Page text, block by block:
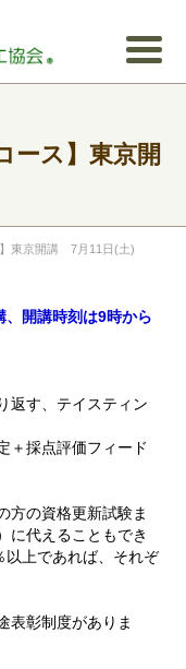
ース】東京開
】東京開講 7月11日(土)
、開講時刻は9時から
返す、テイスティン
＋採点評価フィード
方の資格更新試験ま
に代えることもでき
以上であれば、それぞ
表彰制度がありま